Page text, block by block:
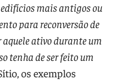
mais antigos ou
para reconversão de
ativo durante um
tenha de ser feito um
os exemplos